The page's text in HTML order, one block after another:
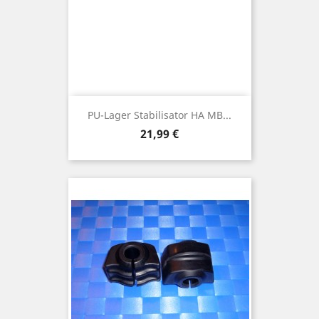
PU-Lager Stabilisator HA MB...
Preis
21,99 €